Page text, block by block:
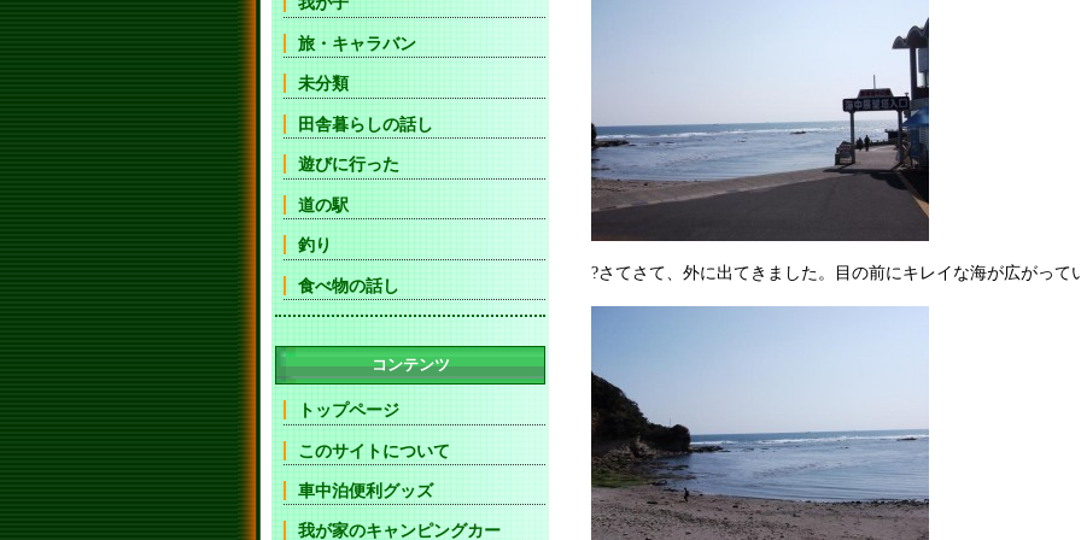
?さてさて、外に出てきました。目の前にキレイな海が広がって
旅・キャラバン
未分類
田舎暮らしの話し
遊びに行った
道の駅
釣り
食べ物の話し
コンテンツ
トップページ
このサイトについて
車中泊便利グッズ
我が家のキャンピングカー